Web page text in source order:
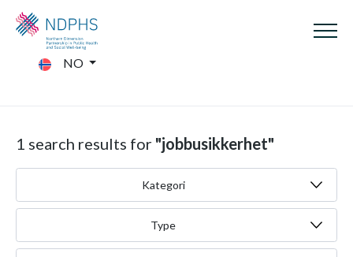
NO
1 search results for "jobbusikkerhet"
Kategori
Type